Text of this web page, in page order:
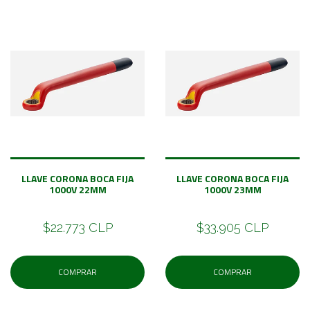
LLAVE CORONA BOCA FIJA
1000V 22MM
$22.773 CLP
COMPRAR
LLAVE CORONA BOCA FIJA
1000V 23MM
$33.905 CLP
COMPRAR